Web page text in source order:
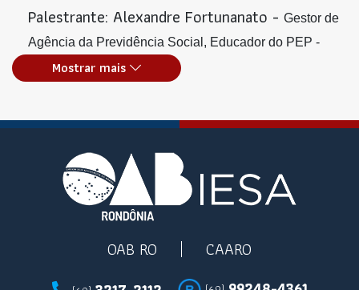
Palestrante: Alexandre Fortunanato - Gestor de
Agência da Previdência Social, Educador do PEP -
Programa de Educação Previdenciária
Mostrar mais
OAB RO CAARO